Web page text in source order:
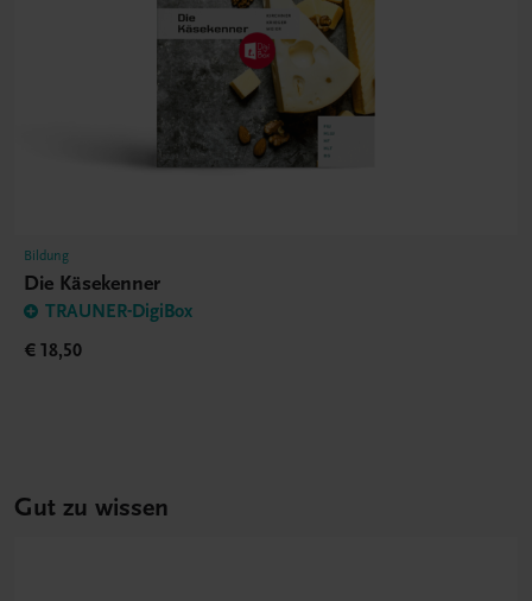
Bildung
Die Käsekenner
TRAUNER-DigiBox
€ 18,50
Gut zu wissen